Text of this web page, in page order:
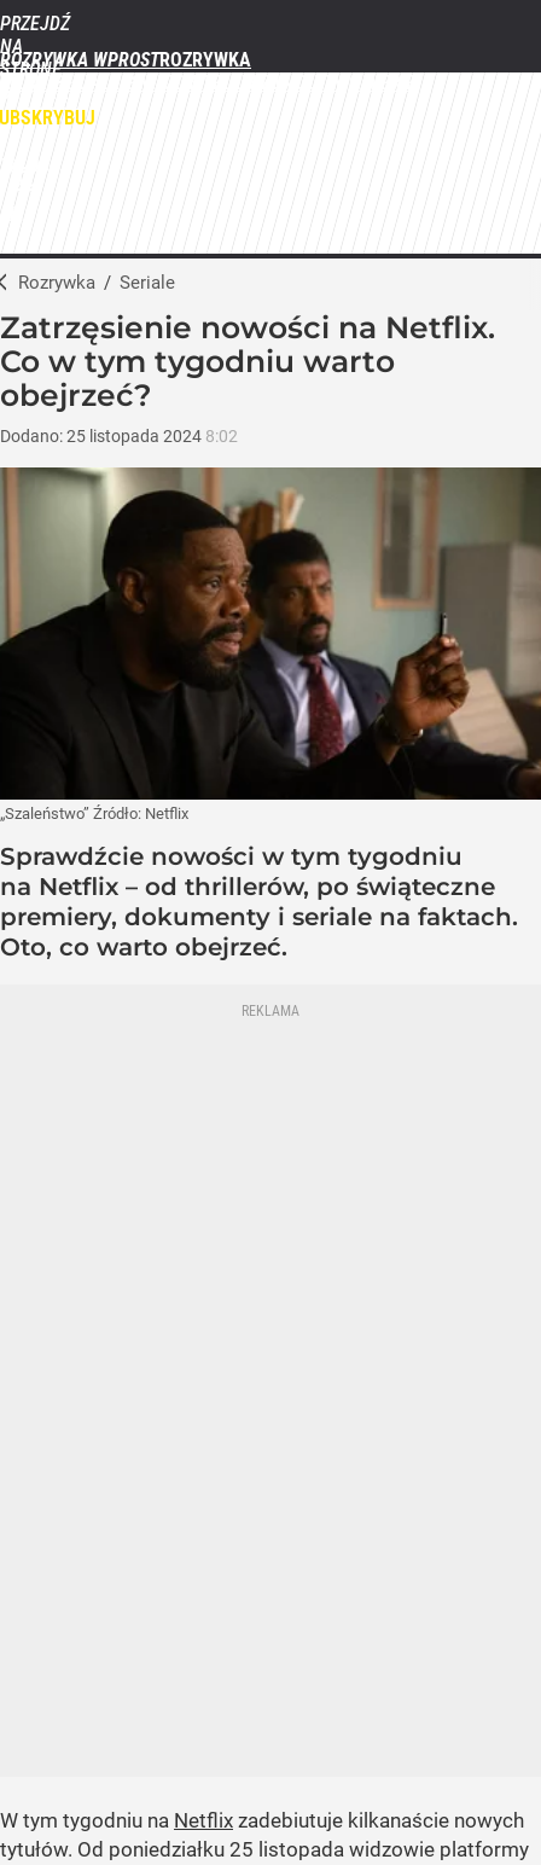
PRZEJDŹ
NA
STRONĘ
WPROST.PL
ROZRYWKA WPROST
Rozrywka / Seriale
Zatrzęsienie nowości na Netflix.
Co w tym tygodniu warto
obejrzeć?
Dodano:25 listopada 2024 8:02
„Szaleństwo” Źródło: Netflix
Sprawdźcie nowości w tym tygodniu
na Netflix – od thrillerów, po świąteczne
premiery, dokumenty i seriale na faktach.
Oto, co warto obejrzeć.
W tym tygodniu na Netflix zadebiutuje kilkanaście nowych
tytułów. Od poniedziałku 25 listopada widzowie platformy